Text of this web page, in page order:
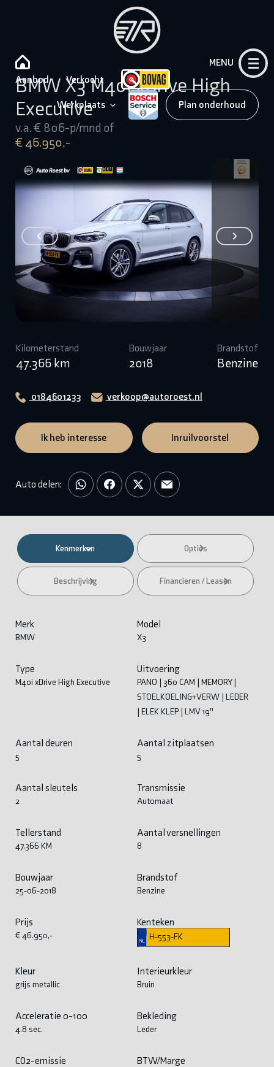
Aanbod Verkocht
Werkplaats Plan onderhoud
MENU
BMW X3 M40i xDrive High
Executive
v.a. € 806-p/mnd of
€ 46.950,-
Kilometerstand
47.366 km
Bouwjaar
2018
Brandstof
Benzine
0184601233 verkoop@autoroest.nl
Ik heb interesse Inruilvoorstel
Auto delen:
Kenmerken Opties
Beschrijving Financieren / Leasen
Merk
BMW
Model
X3
Type
M40i xDrive High Executive
Uitvoering
PANO | 360 CAM | MEMORY |
STOELKOELING+VERW | LEDER
| ELEK KLEP | LMV 19''
Aantal deuren
5
Aantal zitplaatsen
5
Aantal sleutels
2
Transmissie
Automaat
Tellerstand
47.366 KM
Aantal versnellingen
8
Bouwjaar
25-06-2018
Brandstof
Benzine
Prijs
€ 46.950,-
Kenteken
H-553-FK
Kleur
grijs metallic
Interieurkleur
Bruin
Acceleratie 0-100
4.8 sec.
Bekleding
Leder
CO2-emissie BTW/Marge